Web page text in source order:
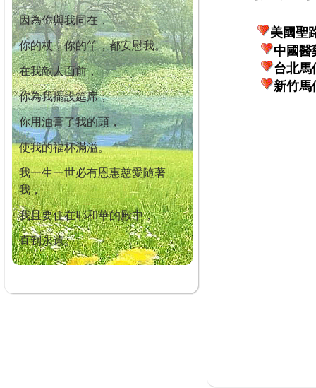
因為你與我同在，
你的杖，你的竿，都安慰我。
在我敵人面前，
你為我擺設筵席；
你用油膏了我的頭，
使我的福杯滿溢。
我一生一世必有恩惠慈愛隨著
我，
我且要住在耶和華的殿中，
直到永遠。
美國聖
中國醫
台北馬
新竹馬